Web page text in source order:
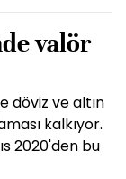
valör
döviz ve altın
kalkıyor.
2020'den bu